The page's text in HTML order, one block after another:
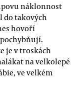
náklonnost
do takových
hovoří
je v troskách
na velkolepé
ve velkém